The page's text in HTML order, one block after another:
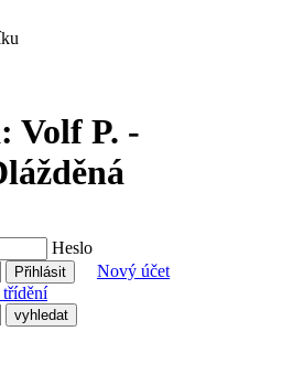
Volf P. -
Heslo
Nový účet